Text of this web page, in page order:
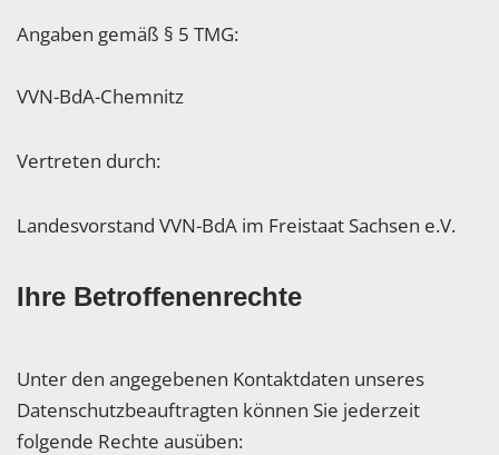
Angaben gemäß § 5 TMG:
VVN-BdA-Chemnitz
Vertreten durch:
Landesvorstand VVN-BdA im Freistaat Sachsen e.V.
Ihre Betroffenenrechte
Unter den angegebenen Kontaktdaten unseres
Datenschutzbeauftragten können Sie jederzeit
folgende Rechte ausüben: